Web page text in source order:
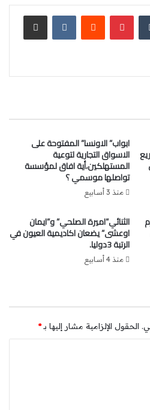
بينتيريست
ابواب” الاونسا” المفتوحة على
الاسواق التجارية لتوعية
المستهلكين،أية افاق لمؤسسة
تواصلها موسمي ؟
منذ 3 أسابيع
الثنائي”اميرة الصلحي” و”ايمان
اوعشى” يضعان اكاديمية العيون في
الرتبة 3دوليا.
منذ 4 أسابيع
الحقول الإلزامية مشار إليها بـ*